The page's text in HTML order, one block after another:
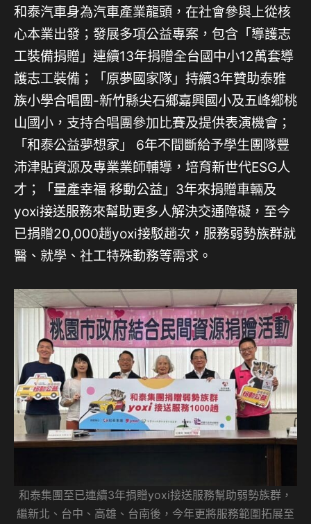
和泰汽車身為汽車產業龍頭，在社會參與上從核
心本業出發；發展多項公益專案，包含「導護志
工裝備捐贈」連續13年捐贈全台國中小12萬套導
護志工裝備；「原夢國家隊」持續3年贊助泰雅
族小學合唱團-新竹縣尖石鄉嘉興國小及五峰鄉桃
山國小，支持合唱團參加比賽及提供表演機會；
「和泰公益夢想家」 6年不間斷給予學生團隊豐
沛津貼資源及專業業師輔導，培育新世代ESG人
才；「量產幸福 移動公益」3年來捐贈車輛及
yoxi接送服務來幫助更多人解決交通障礙，至今
已捐贈20,000趟yoxi接駁趟次，服務弱勢族群就
醫、就學、社工特殊勤務等需求。
和泰集團至已連續3年捐贈yoxi接送服務幫助弱勢族群，
繼新北、台中、高雄、台南後，今年更將服務範圍拓展至